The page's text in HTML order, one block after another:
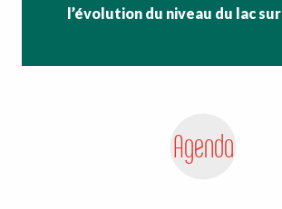
l’évolution du niveau du lac sur
Agenda